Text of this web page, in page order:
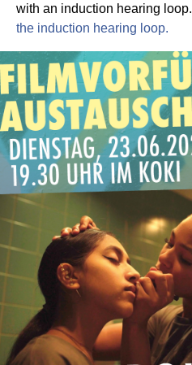
with an induction hearing loop.
the induction hearing loop.